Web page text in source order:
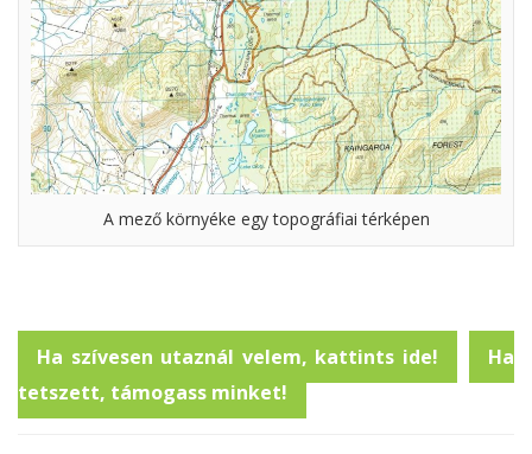
A mező környéke egy topográfiai térképen
Ha szívesen utaznál velem, kattints ide!
Ha
tetszett, támogass minket!